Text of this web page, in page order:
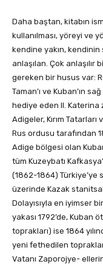
Daha baştan, kitabın
kullanılması, yöreyi ve
kendine yakın,
anlaşılan. Çok
gereken bir husus var:
Taman’ı ve Kuban’ın
hediye eden II. Katerina
Adigeler, Kırım
Rus ordusu tarafından
Adige bölgesi olan
tüm Kuzeybatı
(1862-1864) Türkiye’ye
üzerinde Kazak
Dolayısıyla en iyimser
yakası 1792’de, Kuban
toprakları) ise 1864
yeni fethedilen
Vatanı Zaporojye-